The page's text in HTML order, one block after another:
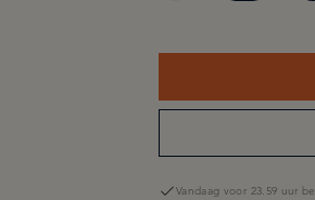
Vandaag voor 23.59 uur